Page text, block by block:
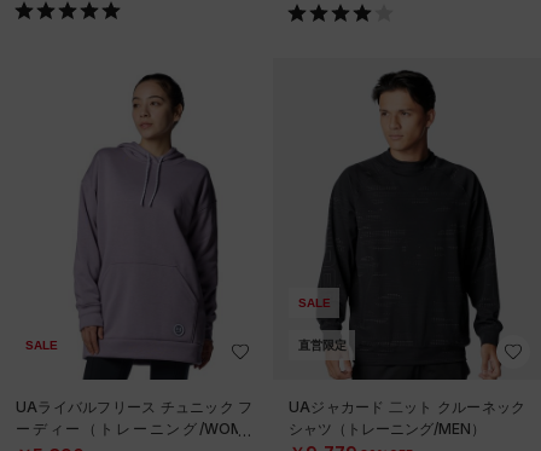
SALE
UAライバルフリース チュニック フ
ーディー（トレーニング/WOME
SALE
直営限定
UAジャカード 二ット クルーネック
シャツ（トレーニング/MEN）